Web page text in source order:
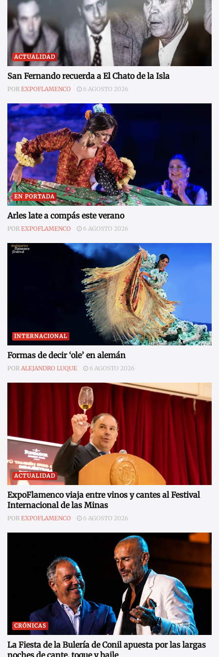
ACTUALIDAD
San Fernando recuerda a El Chato de la Isla
POR EXPOFLAMENCO 6 AGOSTO 2026
EN PORTADA
Arles late a compás este verano
POR EXPOFLAMENCO 6 AGOSTO 2026
INTERNACIONAL
Formas de decir ‘ole’ en alemán
POR ALEJANDRO LUQUE 6 AGOSTO 2026
ACTUALIDAD
ExpoFlamenco viaja entre vinos y cantes al Festival
Internacional de las Minas
POR EXPOFLAMENCO 6 AGOSTO 2026
CRÓNICAS
La Fiesta de la Bulería de Conil apuesta por las largas
noches de cante, toque y baile